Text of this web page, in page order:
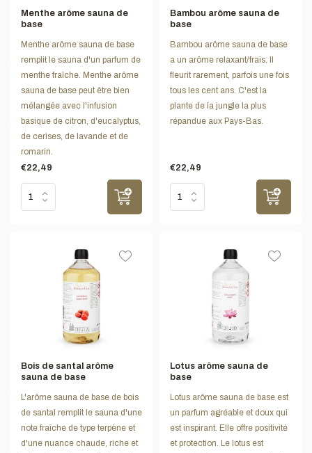
Menthe arôme sauna de
base
Menthe arôme sauna de base
remplit le sauna d'un parfum de
menthe fraîche. Menthe arôme
sauna de base peut être bien
mélangée avec l'infusion
basique de citron, d'eucalyptus,
de cerises, de lavande et de
romarin.
€22,49
Bambou arôme sauna de
base
Bambou arôme sauna de base
a un arôme relaxant/frais. Il
fleurit rarement, parfois une fois
tous les cent ans. C'est la
plante de la jungle la plus
répandue aux Pays-Bas.
€22,49
Bois de santal arôme
sauna de base
L'arôme sauna de base de bois
de santal remplit le sauna d'une
note fraîche de type terpène et
d'une nuance chaude, riche et
Lotus arôme sauna de
base
Lotus arôme sauna de base est
un parfum agréable et doux qui
est inspirant. Elle offre positivité
et protection. Le lotus est